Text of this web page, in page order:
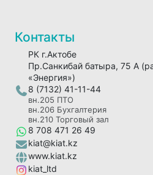
Контакты
РК г.Актобе
Пр.Санкибай батыра, 75 А
«Энергия»)
8 (7132) 41-11-44
вн.205 ПТО
вн.206 Бухгалтерия
вн.210 Торговый зал
8 708 471 26 49
kiat@kiat.kz
www.kiat.kz
kiat_ltd